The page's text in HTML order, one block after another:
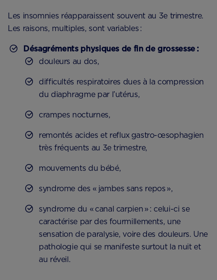
Les insomnies réapparaissent souvent au 3e trimestre.
Les raisons, multiples, sont variables :
Désagréments physiques de fin de grossesse :
douleurs au dos,
difficultés respiratoires dues à la compression
du diaphragme par l’utérus,
crampes nocturnes,
remontés acides et reflux gastro-œsophagien
très fréquents au 3e trimestre,
mouvements du bébé,
syndrome des « jambes sans repos »,
syndrome du « canal carpien » : celui-ci se
caractérise par des fourmillements, une
sensation de paralysie, voire des douleurs. Une
pathologie qui se manifeste surtout la nuit et
au réveil.